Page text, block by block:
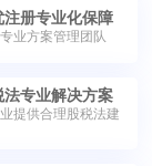
注册专业化保障
业方案管理团队
法专业解决方案
提供合理股税法建